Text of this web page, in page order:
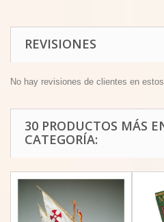
REVISIONES
No hay revisiones de clientes en
30 PRODUCTOS MÁS
CATEGORÍA: